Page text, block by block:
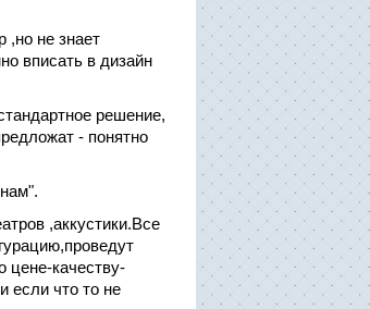
,но не знает
вписать в дизайн
решение,
- понятно
,аккустики.Все
цене-качеству-
если что то не